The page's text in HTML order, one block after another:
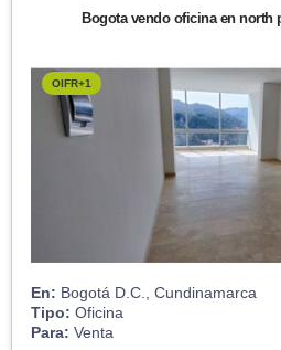
Bogota vendo oficina en north
OIFR+1
En: Bogotá D.C., Cundinamarca
Tipo: Oficina
Para: Venta